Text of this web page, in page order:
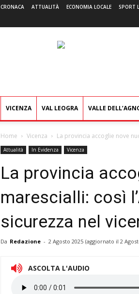
CRONACA ATTUALITÀ ECONOMIA LOCALE SPORT
VICENZA VAL LEOGRA VALLE
Home Vicenza La provincia accoglie nove
Attualità In Evidenza Vicenza
La provincia
marescialli: così
sicurezza nel
Da Redazione - 2 Agosto 2025 (aggiornato il 2
ASCOLTA L'AUDIO